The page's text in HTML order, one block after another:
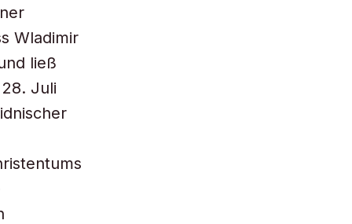
Wladimir
ließ
Juli